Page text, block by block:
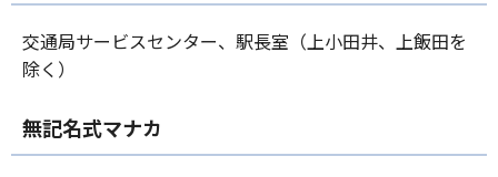
交通局サービスセンター、駅長室（上小田井、上飯田を
除く）
無記名式マナカ